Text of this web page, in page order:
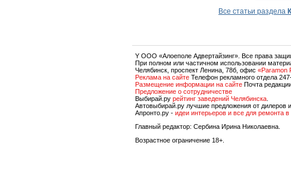
Все статьи раздела
Y OOO «Алоеполе Адвертайзинг». Все права
При полном или частичном использовании
Челябинск, проспект Ленина, 78б, офис «Paramon
Реклама на сайте Телефон рекламного отдела
Размещение информации на сайте Почта
Предложение о сотрудничестве
Выбирай.ру рейтинг заведений Челябинска
Автовыбирай.ру лучшие предложения от дилеров и
Апронто.ру - идеи интерьеров и все для ремонта в
Главный редактор: Сербина Ирина Николаевна.
Возрастное ограничение 18+.